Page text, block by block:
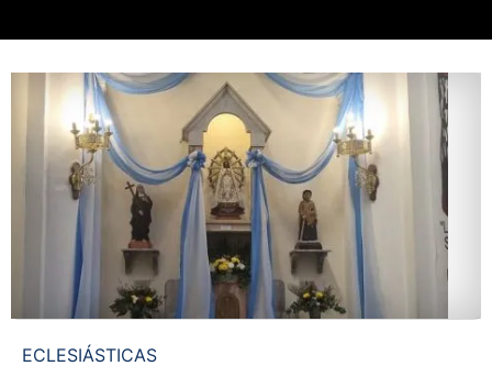
ECLESIÁSTICAS